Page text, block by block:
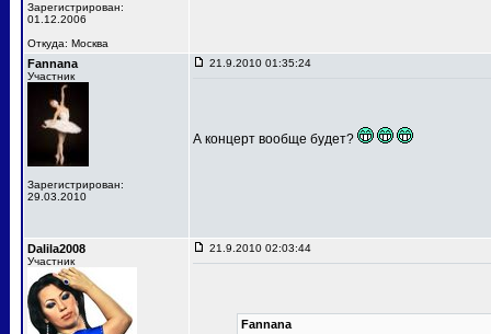
Зарегистрирован:
01.12.2006
Откуда: Москва
Fannana
Участник
Зарегистрирован:
29.03.2010
21.9.2010 01:35:24
А концерт вообще будет?
Dalila2008
Участник
21.9.2010 02:03:44
Fannana